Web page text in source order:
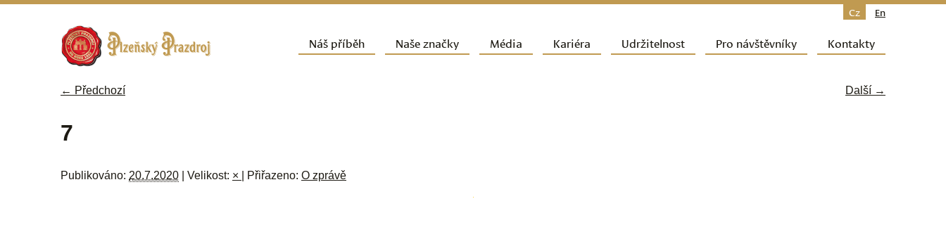
Cz En
Hlavní navigační menu
Přejít k hlavnímu obsahu webu
Náš příběh Naše značky Média Kariéra Udržitelnost Pro návštěvníky Kontakty
← Předchozí Další →
7
Publikováno: 20.7.2020 | Velikost: × | Přiřazeno: O zprávě